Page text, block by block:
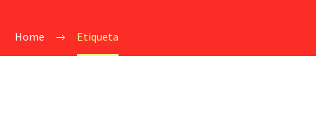
Home Etiqueta